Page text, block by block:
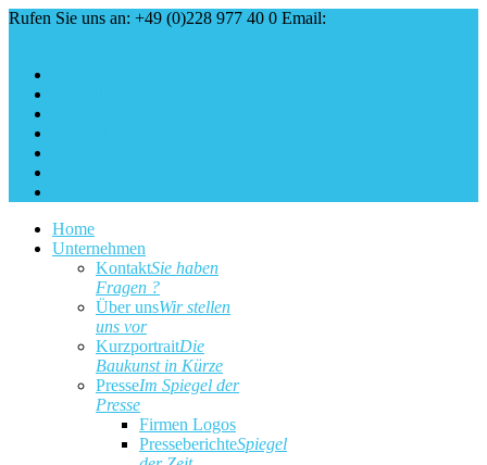
Rufen Sie uns an: +49 (0)228 977 40 0 Email:
Home
Unternehmen
KontaktSie haben
Fragen ?
Über unsWir stellen
uns vor
KurzportraitDie
Baukunst in Kürze
PresseIm Spiegel der
Presse
Firmen Logos
PresseberichteSpiegel